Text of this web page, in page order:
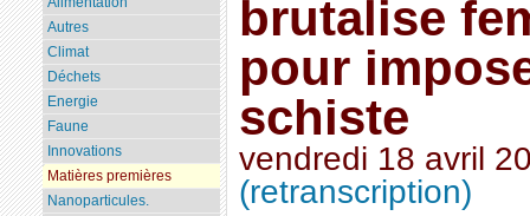
brutalise
pour
schiste
vendredi 18 avril
(retranscription)
Autres
Climat
Déchets
Energie
Faune
Innovations
Matières premières
Nanoparticules.